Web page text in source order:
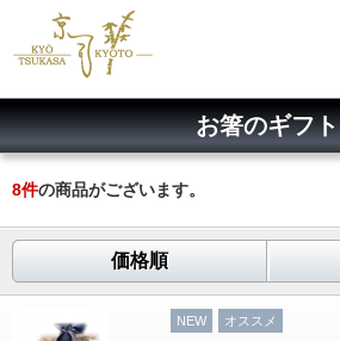
お箸のギフト
8件の商品がございます。
価格順
NEW オススメ